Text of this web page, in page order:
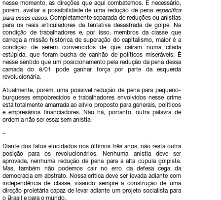
nesse momento, as direções que aqui combatemos. É necessário,
porém, avaliar a possibilidade de uma redução de pena específica
para esses casos. Completamente separada de reduções ou anistias
para os reais articuladores da tentativa desastrada de golpe. Na
condição de trabalhadores e, por isso, membros da classe que
carrega a missão histórica de superação do capitalismo, maior é a
condição de serem convencidos de que caíram numa cilada
estúpida, que foram bucha de canhão de políticos miseráveis. É
nesse sentido que um posicionamento pela redução da pena dessa
camada do 8/01 pode ganhar força por parte da esquerda
revolucionária.
Atualmente, porém, uma possível redução de pena para pequeno-
burgueses empobrecidos e trabalhadores envolvidos nesse crime
está totalmente amarrada ao alívio proposto para generais, políticos
e empresários financiadores. Não há, portanto, outra palavra de
ordem a não ser essa: sem anistia.
–
Diante dos fatos elucidados nos últimos três anos, não resta outra
posição para os revolucionários. Nenhuma anistia deve ser
aprovada, nenhuma redução de pena para a alta cúpula golpista.
Mas, também não podemos cair no erro da defesa cega da
democracia em abstrato. Nossa crítica deve ser levada adiante com
independência de classe, visando sempre a construção de uma
direção proletária capaz de levar adiante um projeto socialista para
o Brasil e para o mundo.